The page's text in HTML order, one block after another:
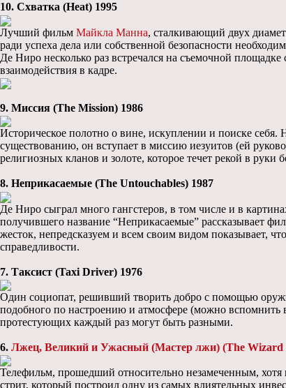
10. Схватка (Heat) 1995
Лучший фильм Майкла Манна, сталкивающий двух
ради успеха дела или собственной безопасности
Де Ниро несколько раз встречался на съемочной
взаимодействия в кадре.
9. Миссия (The Mission) 1986
Историческое полотно о вине, искуплении и поиске
существованию, он вступает в миссию иезуитов (ей
религиозных кланов и золоте, которое течет рекой в руки
8. Неприкасаемые (The Untouchables) 1987
Де Ниро сыграл много гангстеров, в том числе и в
получившего название “Неприкасаемые” рассказывает
жесток, непредсказуем и всем своим видом показывает,
справедливости.
7. Таксист (Taxi Driver) 1976
Один социопат, решивший творить добро с помощью
подобного по настроению и атмосфере (можно вспомнить
протестующих каждый раз могут быть разными.
6. Лжец, Великий и Ужасный (Мастер лжи) (The Wizard
Телефильм, прошедший относительно незамеченным,
стрит, который построил одну из самых влиятельных